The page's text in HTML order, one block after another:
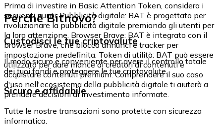
Prima di investire in Basic Attention Token, considera i
seguenti punti: Pubblicità digitale: BAT è progettato per
rivoluzionare la pubblicità digitale premiando gli utenti per
la loro attenzione. Browser Brave: BAT è integrato con il
browser Brave, che blocca annunci e tracker per
impostazione predefinita. Token di utilità: BAT può essere
utilizzato per dare mance ai creatori di contenuti e
acquistare contenuti premium. Comprendere il suo caso
d'uso nell'ecosistema della pubblicità digitale ti aiuterà a
prendere decisioni di investimento informate.
Perché Bitnovo?
Custodisci le tue criptovalute
Il modo sicuro e conveniente per avere il controllo totale
dei tuoi fondi e proteggere le tue criptovalute.
Sicuro e affidabile
Tutte le nostre transazioni sono protette con sicurezza
informatica.